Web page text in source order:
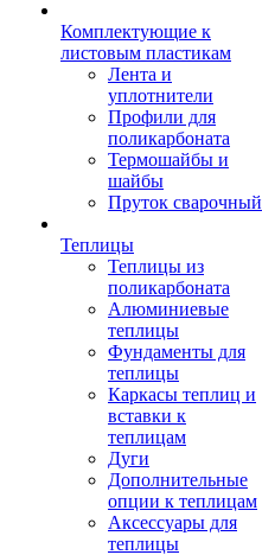
Комплектующие к
листовым пластикам
Лента и
уплотнители
Профили для
поликарбоната
Термошайбы и
шайбы
Пруток сварочный
Теплицы
Теплицы из
поликарбоната
Алюминиевые
теплицы
Фундаменты для
теплицы
Каркасы теплиц и
вставки к
теплицам
Дуги
Дополнительные
опции к теплицам
Аксессуары для
теплицы